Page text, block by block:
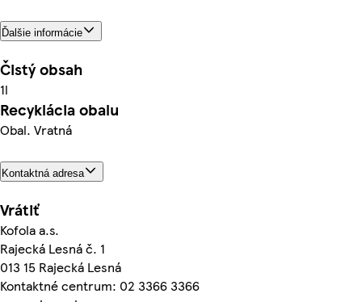
Ďalšie informácie
Čistý obsah
1l
Recyklácia obalu
Obal. Vratná
Kontaktná adresa
Vrátiť
Kofola a.s.
Rajecká Lesná č. 1
013 15 Rajecká Lesná
Kontaktné centrum: 02 3366 3366